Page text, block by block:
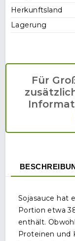
Herkunftsland
Lagerung
Für
Sojasauce hat
Portion etwa
enthält.
Proteinen und